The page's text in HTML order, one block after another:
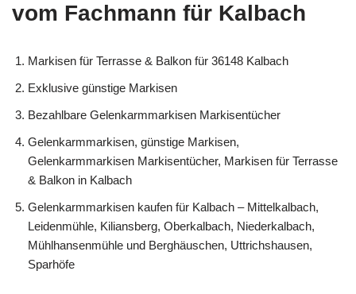
vom Fachmann für Kalbach
Markisen für Terrasse & Balkon für 36148 Kalbach
Exklusive günstige Markisen
Bezahlbare Gelenkarmmarkisen Markisentücher
Gelenkarmmarkisen, günstige Markisen,
Gelenkarmmarkisen Markisentücher, Markisen für Terrasse
& Balkon in Kalbach
Gelenkarmmarkisen kaufen für Kalbach – Mittelkalbach,
Leidenmühle, Kiliansberg, Oberkalbach, Niederkalbach,
Mühlhansenmühle und Berghäuschen, Uttrichshausen,
Sparhöfe